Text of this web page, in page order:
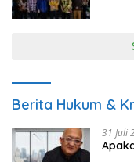
Berita Hukum &
31 Juli